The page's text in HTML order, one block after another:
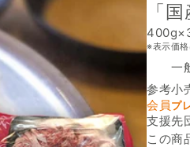
「
※表示価
一
参考小
会員プ
支援先
この商
支援先